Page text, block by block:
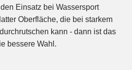
Einsatz bei Wassersport
Oberfläche, die bei starkem
kann - dann ist das
bessere Wahl.